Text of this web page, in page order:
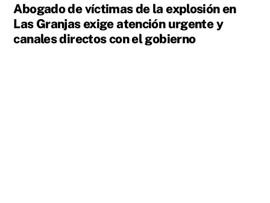
Abogado de víctimas de la explosión en
Las Granjas exige atención urgente y
canales directos con el gobierno